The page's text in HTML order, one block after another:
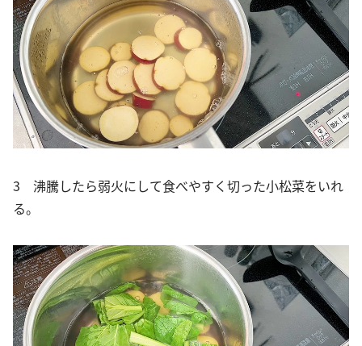
3 沸騰したら弱火にして食べやすく切った小松菜をいれ
る。